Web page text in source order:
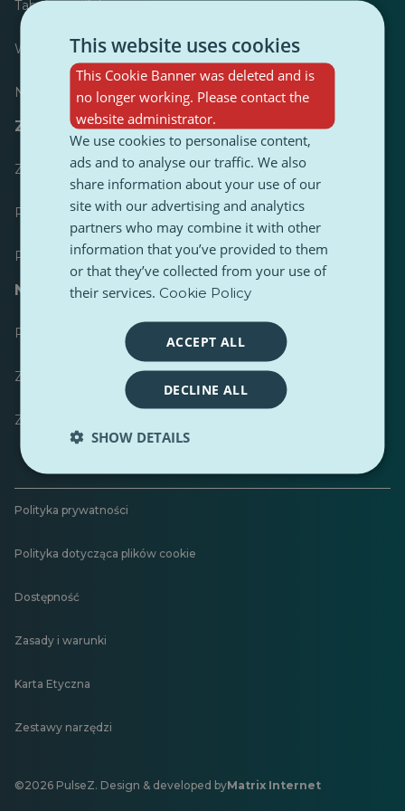
Tabela wyników
Większość opublikowanych
Najczęściej śledzony
Zasoby dla dziennikarzy
Zestawy narzędzi
Przewodnik stylistyczny treści PulseZ
Przewodnik po postach dla współtwórców PulseZ
Najczęściej zadawane pytania
Prześlij żądanie
Zgłoś problem
Zostaw opinię
Polityka prywatności
Polityka dotycząca plików cookie
Dostępność
Zasady i warunki
Karta Etyczna
Zestawy narzędzi
©2026 PulseZ. Design & developed byMatrix Internet
Otwiera
This website uses cookies
This Cookie Banner was deleted and is
no longer working. Please contact the
website administrator.
We use cookies to personalise content,
ads and to analyse our traffic. We also
share information about your use of our
site with our advertising and analytics
partners who may combine it with other
information that you’ve provided to them
or that they’ve collected from your use of
their services. Cookie Policy
ACCEPT ALL
DECLINE ALL
SHOW DETAILS